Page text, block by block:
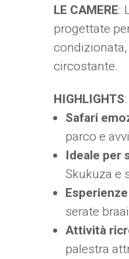
LE CAMERE:
progettate
circostante.
HIGHLIGHTS:
Safari
parco e
Ideale per
Skukuza e
serate
Attività
palestra